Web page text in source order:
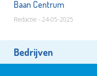
Baan Centrum
Redactie - 24-05-2025
Bedrijven